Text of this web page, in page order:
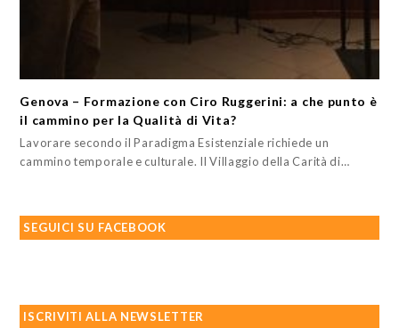
Genova – Formazione con Ciro Ruggerini: a che punto è
il cammino per la Qualità di Vita?
Lavorare secondo il Paradigma Esistenziale richiede un
cammino temporale e culturale. Il Villaggio della Carità di…
SEGUICI SU FACEBOOK
ISCRIVITI ALLA NEWSLETTER